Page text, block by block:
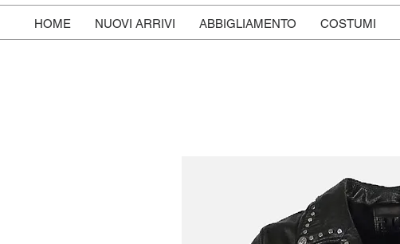
HOME NUOVI ARRIVI ABBIGLIAMENTO COSTUMI